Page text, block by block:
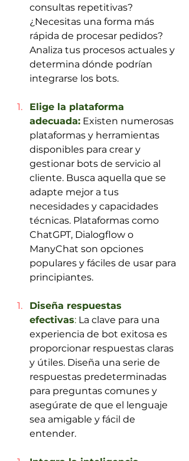
consultas repetitivas?
¿Necesitas una forma más
rápida de procesar pedidos?
Analiza tus procesos actuales y
determina dónde podrían
integrarse los bots.
Elige la plataforma
adecuada: Existen numerosas
plataformas y herramientas
disponibles para crear y
gestionar bots de servicio al
cliente. Busca aquella que se
adapte mejor a tus
necesidades y capacidades
técnicas. Plataformas como
ChatGPT, Dialogflow o
ManyChat son opciones
populares y fáciles de usar para
principiantes.
Diseña respuestas
efectivas: La clave para una
experiencia de bot exitosa es
proporcionar respuestas claras
y útiles. Diseña una serie de
respuestas predeterminadas
para preguntas comunes y
asegúrate de que el lenguaje
sea amigable y fácil de
entender.